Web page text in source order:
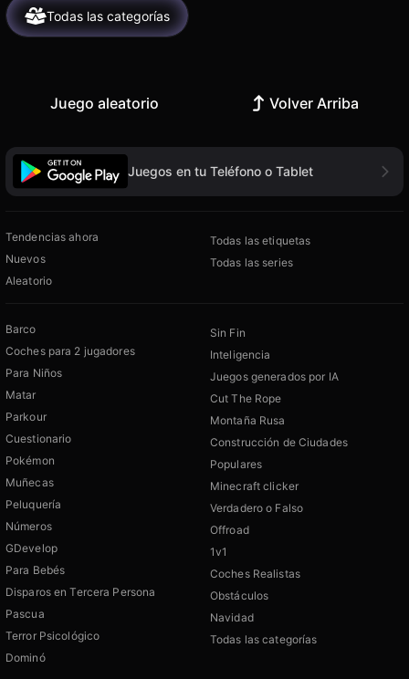
Todas las categorías
Juego aleatorio Volver Arriba
Juegos en tu Teléfono o Tablet
Tendencias ahora
Nuevos
Aleatorio
Todas las etiquetas
Todas las series
Barco
Coches para 2 jugadores
Para Niños
Matar
Parkour
Cuestionario
Pokémon
Muñecas
Peluquería
Números
GDevelop
Para Bebés
Disparos en Tercera Persona
Pascua
Terror Psicológico
Dominó
Sin Fin
Inteligencia
Juegos generados por IA
Cut The Rope
Montaña Rusa
Construcción de Ciudades
Populares
Minecraft clicker
Verdadero o Falso
Offroad
1v1
Coches Realistas
Obstáculos
Navidad
Todas las categorías